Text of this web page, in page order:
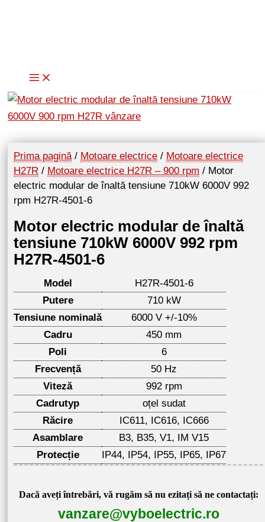
Prima pagină/ Motoare electrice / Motoare electrice
H27R / Motoare electrice H27R – 900 rpm / Motor
electric modular de înaltă tensiune 710kW 6000V 992
rpm H27R-4501-6
Motor electric modular de înaltă
tensiune 710kW 6000V 992 rpm
H27R-4501-6
Model
H27R-4501-6
Putere
710 kW
Tensiune nominală
6000 V +/-10%
Cadru
450 mm
Poli
6
Frecvență
50 Hz
Viteză
992 rpm
Cadrutyp
oțel sudat
Răcire
IC611, IC616, IC666
Asamblare
B3, B35, V1, IM V15
Protecție
IP44, IP54, IP55, IP65, IP67
Dacă aveți întrebări, vă rugăm să nu ezitați să ne contactați:
vanzare@vyboelectric.ro